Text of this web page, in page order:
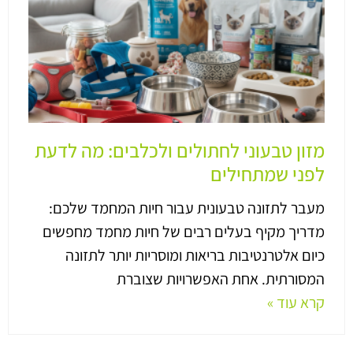
מזון טבעוני לחתולים ולכלבים: מה לדעת
לפני שמתחילים
מעבר לתזונה טבעונית עבור חיות המחמד שלכם:
מדריך מקיף בעלים רבים של חיות מחמד מחפשים
כיום אלטרנטיבות בריאות ומוסריות יותר לתזונה
המסורתית. אחת האפשרויות שצוברת
קרא עוד »